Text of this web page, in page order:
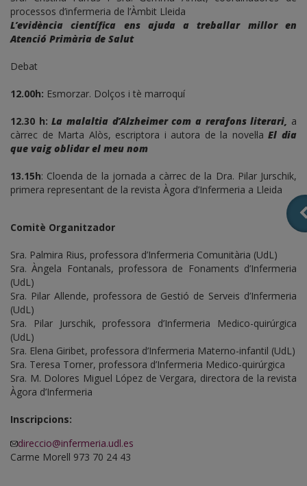
processos d’infermeria de l’Àmbit Lleida
L’evidència científica ens ajuda a treballar millor en
Atenció Primària de Salut
Debat
12.00h: Esmorzar. Dolços i tè marroquí
12.30 h: La malaltia d’Alzheimer com a rerafons literari, a
càrrec de Marta Alòs, escriptora i autora de la novel·laEl dia
que vaig oblidar el meu nom
13.15h: Cloenda de la jornada a càrrec de la Dra. Pilar Jurschik,
primera representant de la revista Àgora d’Infermeria a Lleida
Comitè Organitzador
Sra. Palmira Rius, professora d’Infermeria Comunitària (UdL)
Sra. Àngela Fontanals, professora de Fonaments d’Infermeria
(UdL)
Sra. Pilar Allende, professora de Gestió de Serveis d’Infermeria
(UdL)
Sra. Pilar Jurschik, professora d’Infermeria Medico-quirúrgica
(UdL)
Sra. Elena Giribet, professora d’Infermeria Materno-infantil (UdL)
Sra. Teresa Torner, professora d’Infermeria Medico-quirúrgica
Sra. M. Dolores Miguel López de Vergara, directora de la revista
Àgora d’Infermeria
Inscripcions:
direccio@infermeria.udl.es
Carme Morell 973 70 24 43